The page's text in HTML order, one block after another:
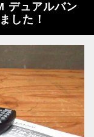
デュアルバン
した！